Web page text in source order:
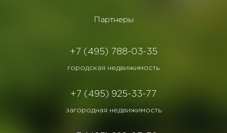
Партнеры
+7 (495) 788-03-35
городская недвижимость
+7 (495) 925-33-77
загородная недвижимость